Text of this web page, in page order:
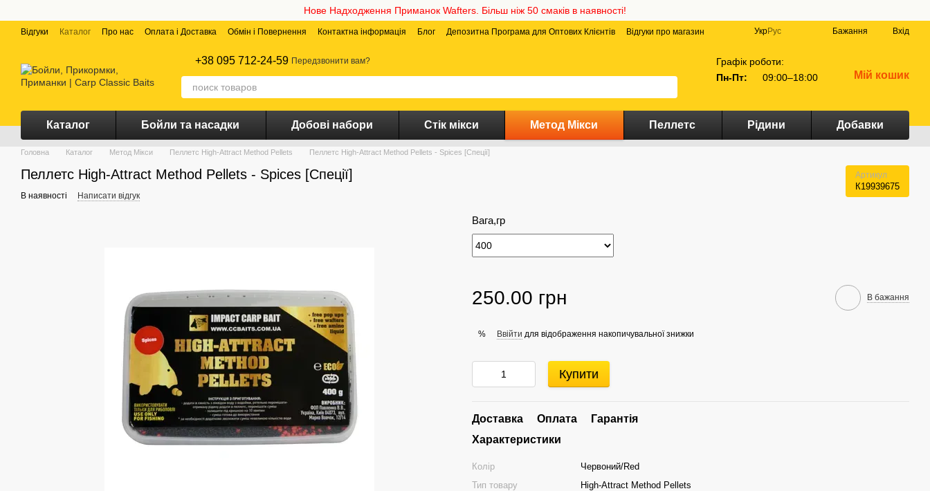
Нове Надходження Приманок Wafters. Більш ніж 50 смаків в наявності!
Відгуки Каталог Про нас Оплата і Доставка Обмін і Повернення Контактна інформація Блог Депозитна Програма для Оптових Клієнтів Відгуки про магазин УкрРус Бажання Вхід
+38 095 712-24-59 Передзвонити вам?
Графік роботи:
Пн-Пт:
09:00–18:00 Мій кошик
Каталог Бойли та насадки Добові набори Стік мікси Метод Мікси Пеллетс Рідини Добавки
Головна Каталог Метод Мікси Пеллетс High-Attract Method Pellets Пеллетс High-Attract Method Pellets - Spices [Спеції]
Пеллетс High-Attract Method Pellets - Spices [Спеції] Артикул
К19939675
В наявності Написати відгук
Вага,гр
250.00 грн В бажання
% Ввійти для відображення накопичувальної знижки
Купити
Доставка Оплата
Гарантія
Характеристики
Колір
Червоний/Red
Тип товару
High-Attract Method Pellets